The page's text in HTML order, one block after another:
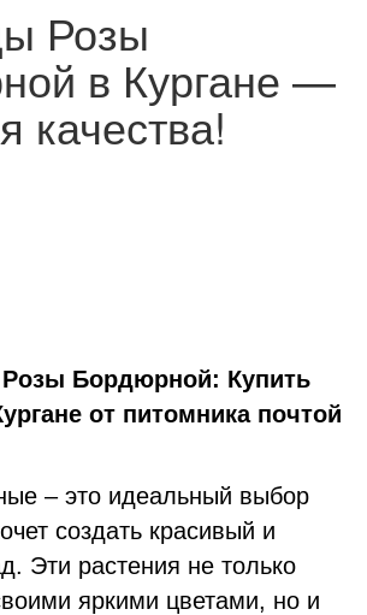
Розы
в Кургане —
качества!
Бордюрной: Купить
от питомника почтой
– это идеальный выбор
создать красивый и
Эти растения не только
яркими цветами, но и